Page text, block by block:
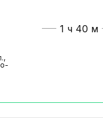
1 ч 40 м